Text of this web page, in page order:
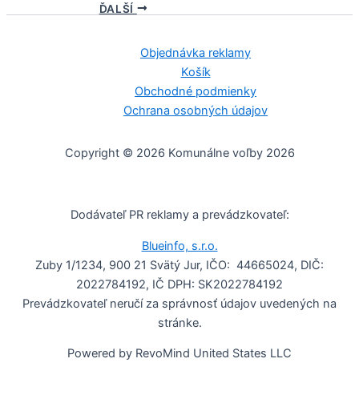
ĎALŠÍ
Objednávka reklamy
Košík
Obchodné podmienky
Ochrana osobných údajov
Copyright © 2026 Komunálne voľby 2026
Dodávateľ PR reklamy a prevádzkovateľ:
Blueinfo, s.r.o.
Zuby 1/1234, 900 21 Svätý Jur, IČO: 44665024, DIČ:
2022784192, IČ DPH: SK2022784192
Prevádzkovateľ neručí za správnosť údajov uvedených na
stránke.
Powered by RevoMind United States LLC